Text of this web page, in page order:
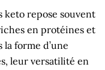
repose souvent
en protéines et
forme d’une
leur versatilité en